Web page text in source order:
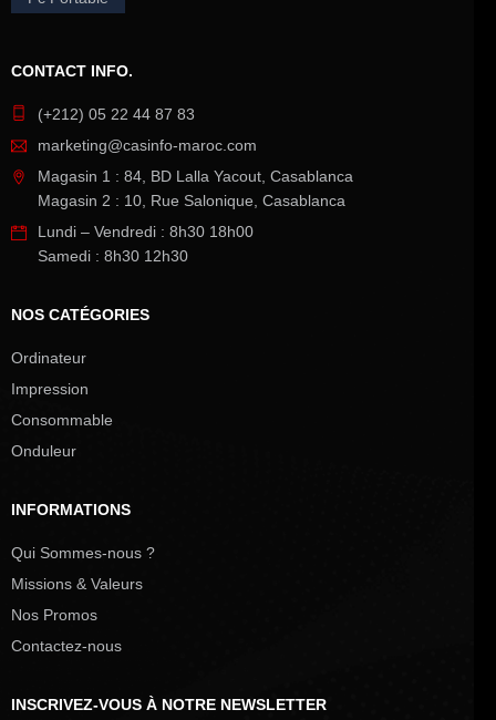
CONTACT INFO.
(+212) 05 22 44 87 83
marketing@casinfo-maroc.com
Magasin 1 : 84, BD Lalla Yacout, Casablanca
Magasin 2 : 10, Rue Salonique, Casablanca
Lundi – Vendredi : 8h30 18h00
Samedi : 8h30 12h30
NOS CATÉGORIES
Ordinateur
Impression
Consommable
Onduleur
INFORMATIONS
Qui Sommes-nous ?
Missions & Valeurs
Nos Promos
Contactez-nous
INSCRIVEZ-VOUS À NOTRE NEWSLETTER